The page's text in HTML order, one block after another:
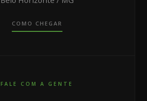
COMO CHEGAR
FALE COM A GENTE